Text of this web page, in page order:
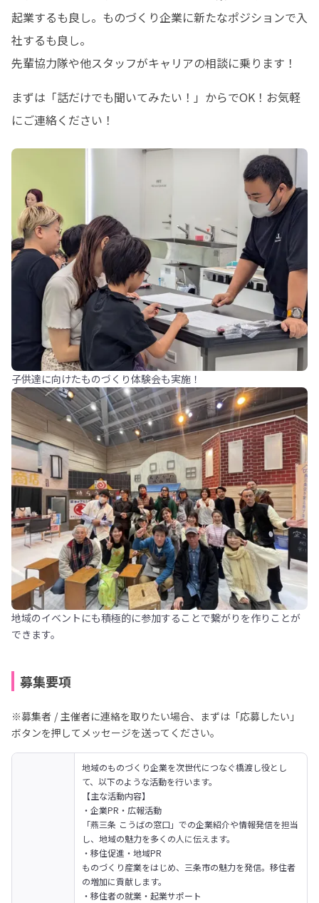
起業するも良し。ものづくり企業に新たなポジションで入
社するも良し。
先輩協力隊や他スタッフがキャリアの相談に乗ります！
まずは「話だけでも聞いてみたい！」からでOK！お気軽
にご連絡ください！
子供達に向けたものづくり体験会も実施！
地域のイベントにも積極的に参加することで繋がりを作りことが
できます。
募集要項
※募集者 / 主催者に連絡を取りたい場合、まずは「応募したい」
ボタンを押してメッセージを送ってください。
地域のものづくり企業を次世代につなぐ橋渡し役とし
て、以下のような活動を行います。
【主な活動内容】
・企業PR・広報活動
「燕三条 こうばの窓口」での企業紹介や情報発信を担当
し、地域の魅力を多くの人に伝えます。
・移住促進・地域PR
ものづくり産業をはじめ、三条市の魅力を発信。移住者
の増加に貢献します。
・移住者の就業・起業サポート